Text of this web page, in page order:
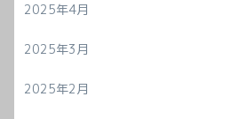
2025年4月
2025年3月
2025年2月